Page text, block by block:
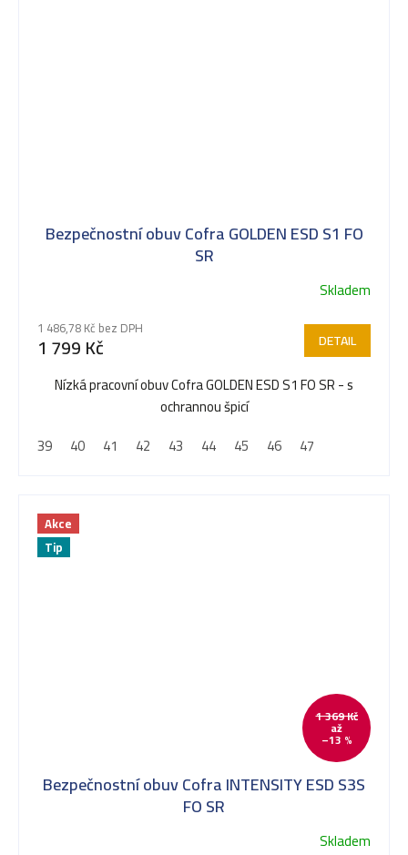
Bezpečnostní obuv Cofra GOLDEN ESD S1 FO
SR
Skladem
1 486,78 Kč bez DPH
1 799 Kč DETAIL
Nízká pracovní obuv Cofra GOLDEN ESD S1 FO SR - s
ochrannou špicí
39
40 41 42 43 44 45 46 47
Akce
Tip
1 369 Kč
až
–13 %
Bezpečnostní obuv Cofra INTENSITY ESD S3S
FO SR
Skladem